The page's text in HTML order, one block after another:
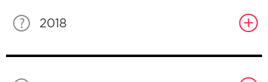
2018